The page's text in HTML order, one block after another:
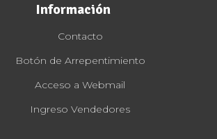
Información
Contacto
Botón de Arrepentimiento
Acceso a Webmail
Ingreso Vendedores